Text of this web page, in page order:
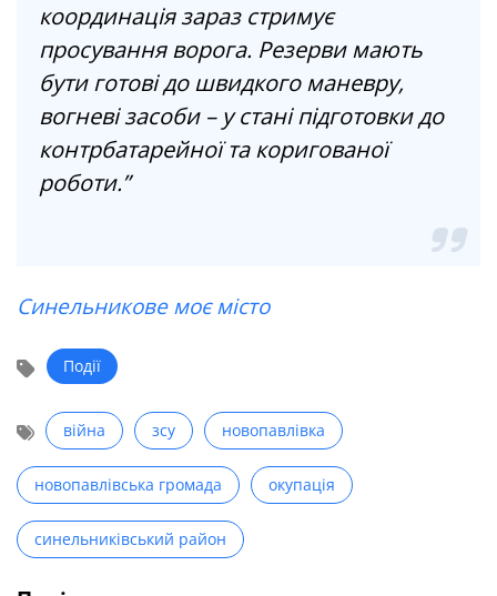
координація зараз стримує
просування ворога. Резерви мають
бути готові до швидкого маневру,
вогневі засоби – у стані підготовки до
контрбатарейної та коригованої
роботи.”
Синельникове моє місто
Події
війна зсу новопавлівка
новопавлівська громада окупація
синельниківський район